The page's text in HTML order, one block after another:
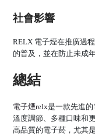
社會影響
RELX 電子煙在推廣過
的普及，並在防止未成
總結
電子煙relx是一款先進的
溫度調節、多種口味和
高品質的電子菸，尤其